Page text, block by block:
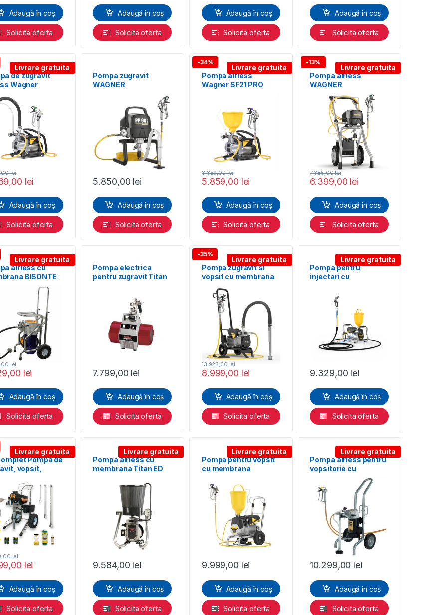
Adaugă în coș
Solicita oferta
Adaugă în coș
Solicita oferta
Adaugă în coș
Solicita oferta
Adaugă în coș
Solicita oferta
de zugravit
Wagner
SprayPack
Livrare gratuita
lei
lei
Adaugă în coș
Solicita oferta
Pompa zugravit
WAGNER
Extra HEA Spraypack
5.850,00 lei
Adaugă în coș
Solicita oferta
-34%
Pompa airless
Wagner SF21 PRO
Livrare gratuita
5.859,00 lei
8.859,00lei
Adaugă în coș
Solicita oferta
-13%
Pompa airless
WAGNER
PowerPainter 90
Extra HEA Spraypack-
CART
Livrare gratuita
6.399,00 lei
7.385,00lei
Adaugă în coș
Solicita oferta
airless cu
BISONTE
Livrare gratuita
lei
lei
Adaugă în coș
Solicita oferta
Pompa electrica
pentru zugravit Titan
7.799,00 lei
Adaugă în coș
Solicita oferta
-35%
Pompa zugravit si
vopsit cu membrana
23 PRO Cart
Livrare gratuita
8.999,00 lei
13.923,00lei
Adaugă în coș
Solicita oferta
Pompa pentru
injectari cu
SuperFinish 23i Cart
Livrare gratuita
9.329,00 lei
Adaugă în coș
Solicita oferta
Pompa de
vopsit,
debit 3.2 l/min,
Livrare gratuita
lei
lei
Adaugă în coș
Solicita oferta
Pompa airless cu
membrana Titan ED
Livrare gratuita
9.584,00 lei
Adaugă în coș
Solicita oferta
Pompa pentru vopsit
cu membrana
23 Select Basic cart
Livrare gratuita
9.999,00 lei
Adaugă în coș
Solicita oferta
Pompa airless pentru
vopsitorie cu
membrana WAGNER
Finish 230 Enamel
Spraypack
Livrare gratuita
10.299,00 lei
Adaugă în coș
Solicita oferta